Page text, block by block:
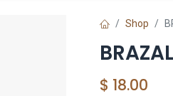
Shop
$ 18.00